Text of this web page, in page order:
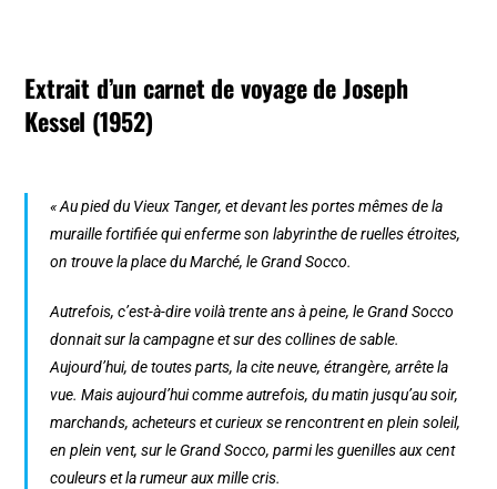
Extrait d’un carnet de voyage de Joseph
Kessel (1952)
« Au pied du Vieux Tanger, et devant les portes mêmes de la
muraille fortifiée qui enferme son labyrinthe de ruelles étroites,
on trouve la place du Marché, le Grand Socco.
Autrefois, c’est-à-dire voilà trente ans à peine, le Grand Socco
donnait sur la campagne et sur des collines de sable.
Aujourd’hui, de toutes parts, la cite neuve, étrangère, arrête la
vue. Mais aujourd’hui comme autrefois, du matin jusqu’au soir,
marchands, acheteurs et curieux se rencontrent en plein soleil,
en plein vent, sur le Grand Socco, parmi les guenilles aux cent
couleurs et la rumeur aux mille cris.